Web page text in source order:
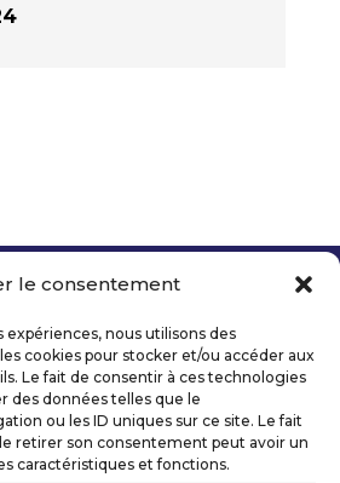
le consentement
nous utilisons des
cookies pour stocker et/ou accéder aux
Le fait de consentir à ces technologies
des données telles que le
ou les ID uniques sur ce site. Le fait
retirer son consentement peut avoir un
caractéristiques et fonctions.
numérique